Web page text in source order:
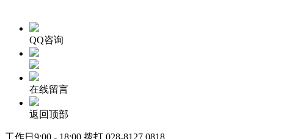
QQ咨询
在线留言
返回顶部
工作日9:00 - 18:00 拨打 028-8127 0818